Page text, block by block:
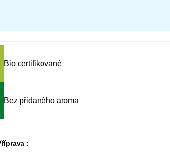
Bio certifikované
Bez přidaného aroma
: